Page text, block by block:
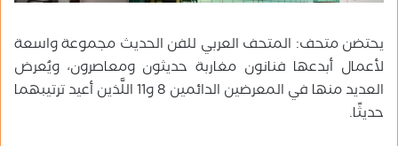
يحتضن متحف: المتحف العربي للفن الحديث مجموعة واسعة
لأعمال أبدعها فنانون مغاربة حديثون ومعاصرون، ويُعرض
العديد منها في المعرضين الدائمين 8 و11 اللَّذين أعيد ترتيبهما
حديثًا.